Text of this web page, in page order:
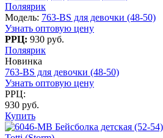
Поляярик
Модель: 763-BS для девочки (48-50)
Узнать оптовую цену
РРЦ: 930 руб.
Поляярик
Новинка
763-BS для девочки (48-50)
Узнать оптовую цену
РРЦ:
930 руб.
Купить